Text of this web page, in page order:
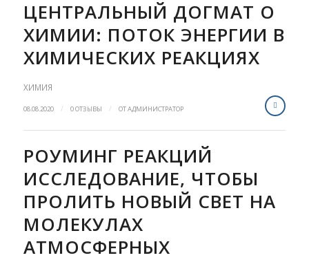
ЦЕНТРАЛЬНЫЙ ДОГМАТ О
ХИМИИ: ПОТОК ЭНЕРГИИ В
ХИМИЧЕСКИХ РЕАКЦИЯХ
ХИМИЯ
08.08.2020 / 0 ОТЗЫВЫ / ОТАДМИНИСТРАТОР
РОУМИНГ РЕАКЦИЙ
ИССЛЕДОВАНИЕ, ЧТОБЫ
ПРОЛИТЬ НОВЫЙ СВЕТ НА
МОЛЕКУЛАХ
АТМОСФЕРНЫХ